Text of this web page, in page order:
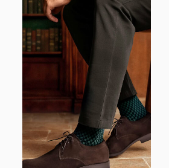
udalosti